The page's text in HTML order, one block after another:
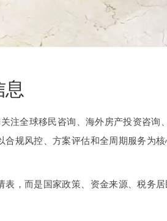
注全球移民咨询、海外房产投资咨询
规风控、方案评估和全周期服务为
，而是国家政策、资金来源、税务